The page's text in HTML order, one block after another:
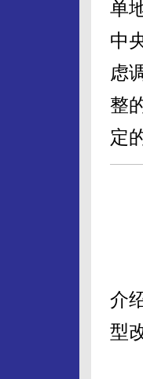
单
中
虑
整
定
介
型